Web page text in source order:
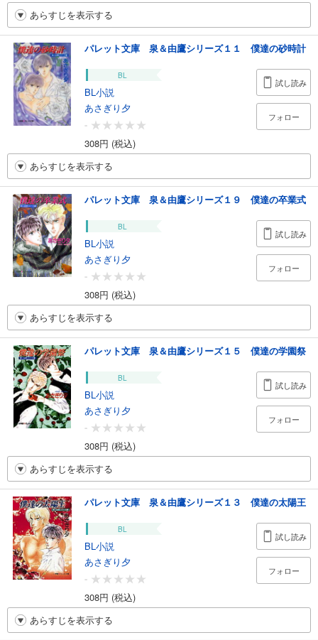
あらすじを表示する
パレット文庫 泉＆由鷹シリーズ１１ 僕達の砂時計
BL
BL小説
あさぎり夕
-
308円 (税込)
試し読み
フォロー
あらすじを表示する
パレット文庫 泉＆由鷹シリーズ１９ 僕達の卒業式
BL
BL小説
あさぎり夕
-
308円 (税込)
試し読み
フォロー
あらすじを表示する
パレット文庫 泉＆由鷹シリーズ１５ 僕達の学園祭
BL
BL小説
あさぎり夕
-
308円 (税込)
試し読み
フォロー
あらすじを表示する
パレット文庫 泉＆由鷹シリーズ１３ 僕達の太陽王
BL
BL小説
あさぎり夕
-
308円 (税込)
試し読み
フォロー
あらすじを表示する